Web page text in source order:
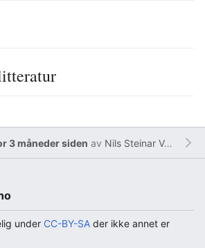
3 måneder siden av Nils Steinar Våge
under CC-BY-SA der ikke annet er